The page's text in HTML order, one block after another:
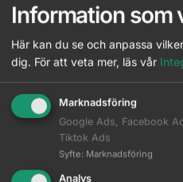
Beskrivning
Ytterligare information
Information som
Här kan du se och anpassa
dig. För att veta mer, läs vår
Marknadsföring
Google Ads, Facebook
Tiktok Ads
Syfte: Marknadsföring
Analys